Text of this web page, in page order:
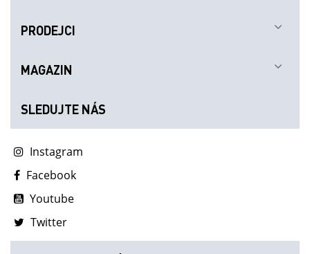
PRODEJCI
MAGAZIN
SLEDUJTE NÁS
Instagram
Facebook
Youtube
Twitter